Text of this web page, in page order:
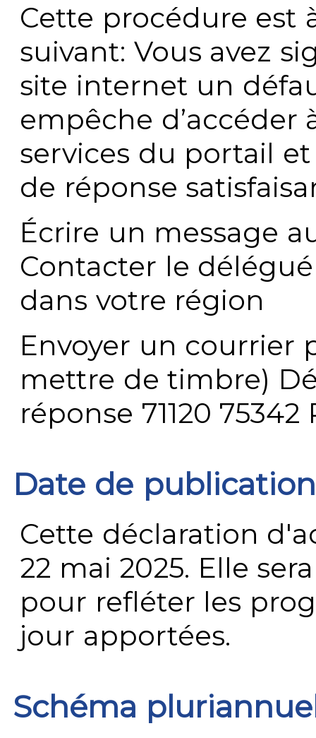
Cette procédure est
suivant: Vous avez
site internet un
empêche
services du portail
de réponse
Écrire un message
Contacter le
dans votre région
Envoyer un courrier
mettre de timbre)
réponse 71120 75342
Date de publication
Cette déclaration
22 mai 2025. Elle
pour refléter les
jour apportées.
Schéma